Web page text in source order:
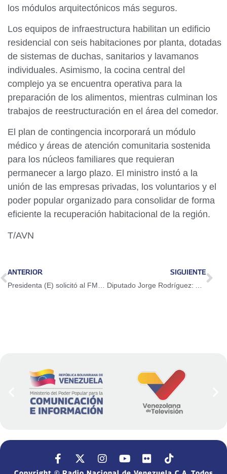
los módulos arquitectónicos más seguros.
Los equipos de infraestructura habilitan un edificio
residencial con seis habitaciones por planta, dotadas
de sistemas de duchas, sanitarios y lavamanos
individuales. Asimismo, la cocina central del
complejo ya se encuentra operativa para la
preparación de los alimentos, mientras culminan los
trabajos de reestructuración en el área del comedor.
El plan de contingencia incorporará un módulo
médico y áreas de atención comunitaria sostenida
para los núcleos familiares que requieran
permanecer a largo plazo. El ministro instó a la
unión de las empresas privadas, los voluntarios y el
poder popular organizado para consolidar de forma
eficiente la recuperación habitacional de la región.
T/AVN
ANTERIOR
Presidenta (E) solicitó al FMI liberación de recursos para atención de afectados por sismos
SIGUIENTE
Diputado Jorge Rodríguez: Alto mando político continúa desplegado para atender al pueblo